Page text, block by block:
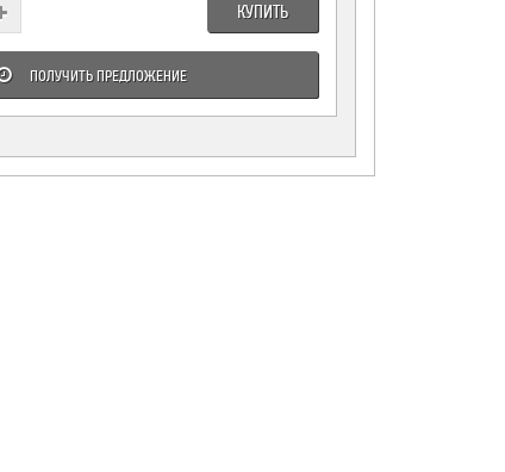
КУПИТЬ
ПОЛУЧИТЬ ПРЕДЛОЖЕНИЕ